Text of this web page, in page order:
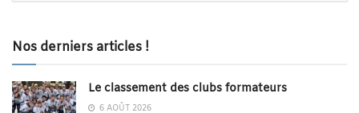
Nos derniers articles !
Le classement des clubs formateurs
6 AOÛT 2026